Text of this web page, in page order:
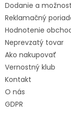
Dodanie a
Reklamačný
Hodnotenie
Neprevzatý tovar
Ako nakupovať
Vernostný klub
Kontakt
O nás
GDPR